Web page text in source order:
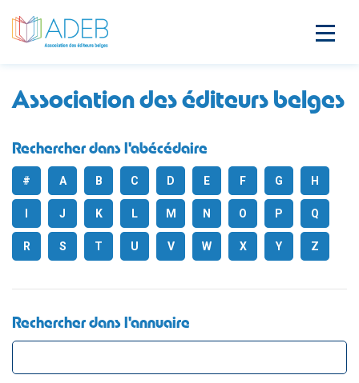
Association des éditeurs belges
Rechercher dans l'abécédaire
# A B C D E F G H
J K L M N O P Q
R S T U V W X Y Z
Rechercher dans l'annuaire